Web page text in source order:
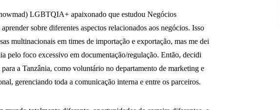
LGBTQIA+ apaixonado que estudou Negócios
sobre diferentes aspectos relacionados aos negócios. Isso
multinacionais em times de importação e exportação, mas me dei
pelo foco excessivo em documentação/regulação. Então, decidi
a Tanzânia, como voluntário no departamento de marketing e
gerenciando toda a comunicação interna e entre os parceiros.